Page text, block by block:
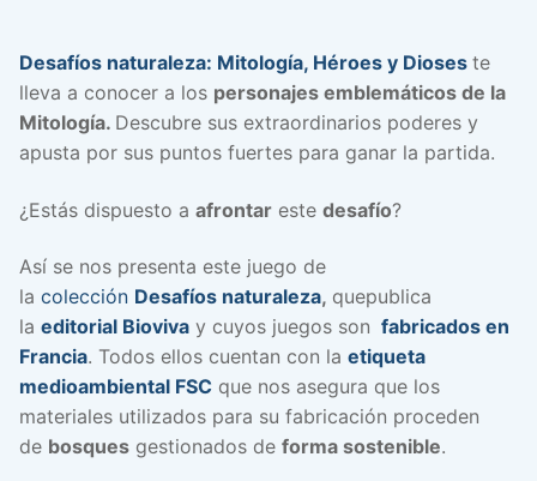
Desafíos naturaleza: Mitología, Héroes y Dioses te
lleva a conocer a los personajes emblemáticos de la
Mitología. Descubre sus extraordinarios poderes y
apusta por sus puntos fuertes para ganar la partida.
¿Estás dispuesto a afrontar este desafío?
Así se nos presenta este juego de
la colección Desafíos naturaleza, quepublica
la editorial Bioviva y cuyos juegos son fabricados en
Francia. Todos ellos cuentan con la etiqueta
medioambiental FSC que nos asegura que los
materiales utilizados para su fabricación proceden
de bosques gestionados de forma sostenible.